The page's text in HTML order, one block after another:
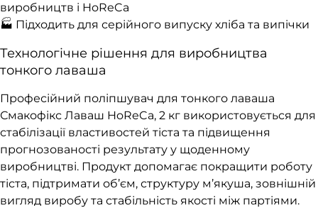
виробництв і HoReCa
🏭 Підходить для серійного випуску хліба та випічки
Технологічне рішення для виробництва
тонкого лаваша
Професійний поліпшувач для тонкого лаваша
Смакофікс Лаваш HoReCa, 2 кг використовується для
стабілізації властивостей тіста та підвищення
прогнозованості результату у щоденному
виробництві. Продукт допомагає покращити роботу
тіста, підтримати об’єм, структуру м’якуша, зовнішній
вигляд виробу та стабільність якості між партіями.